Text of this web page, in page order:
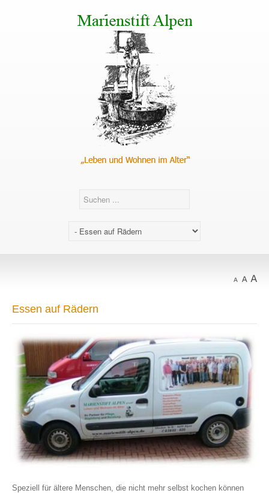
Essen auf Rädern
Speziell für ältere Menschen, die nicht mehr selbst kochen können